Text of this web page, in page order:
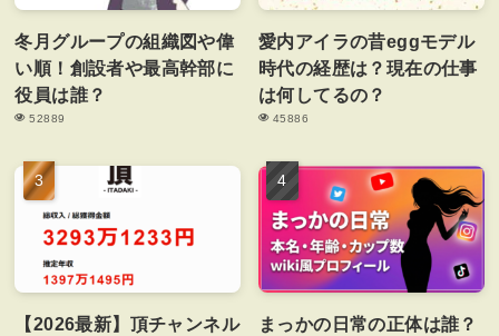
冬月グループの組織図や偉
い順！創設者や最高幹部に
役員は誰？
52889
愛内アイラの昔eggモデル
時代の経歴は？現在の仕事
は何してるの？
45886
【2026最新】頂チャンネル
まっかの日常の正体は誰？